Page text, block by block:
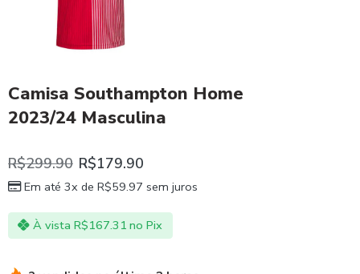
Camisa Southampton Home
2023/24 Masculina
R$299.90 R$179.90
Em até 3x de R$59.97 sem juros
À vista R$167.31 no Pix